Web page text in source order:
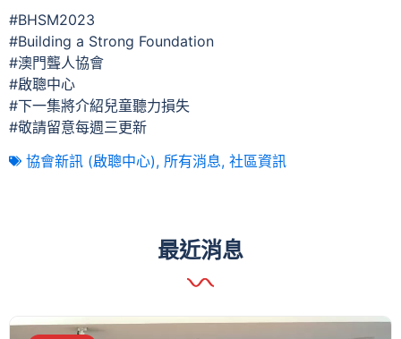
#BHSM2023
#Building a Strong Foundation
#澳門聾人協會
#啟聰中心
#下一集將介紹兒童聽力損失
#敬請留意每週三更新
協會新訊 (啟聰中心), 所有消息, 社區資訊
最近消息